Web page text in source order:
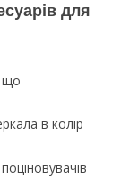
для
що
в колір